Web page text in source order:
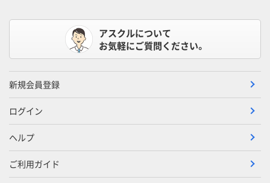
アスクルについて
お気軽にご質問ください。
新規会員登録
ログイン
ヘルプ
ご利用ガイド